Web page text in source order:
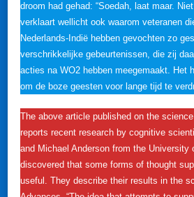
droom had gehad: “Soedah, laat maar.
verklaart wellicht ook waarom veteranen
Nederlands-Indië hebben gevochten zo
verschrikkelijke gebeurtenissen, die zij
acties na WO2 hebben meegemaakt. Het
om de boze geesten voor lange tijd te
The above article published on the
reports recent research by cognitive
and Michael Anderson from the University
discovered that some forms of thought
useful. They describe their results in the